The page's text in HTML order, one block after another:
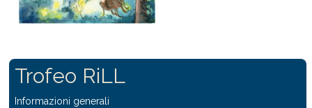
Trofeo RiLL
Informazioni generali